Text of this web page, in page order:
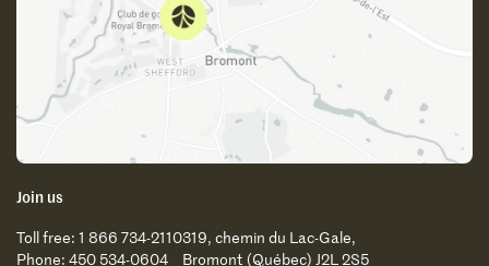
Join us
Toll free: 1 866 734-2110
Phone: 450 534-0604
319, chemin du Lac-Gale,
Bromont (Québec) J2L 2S5